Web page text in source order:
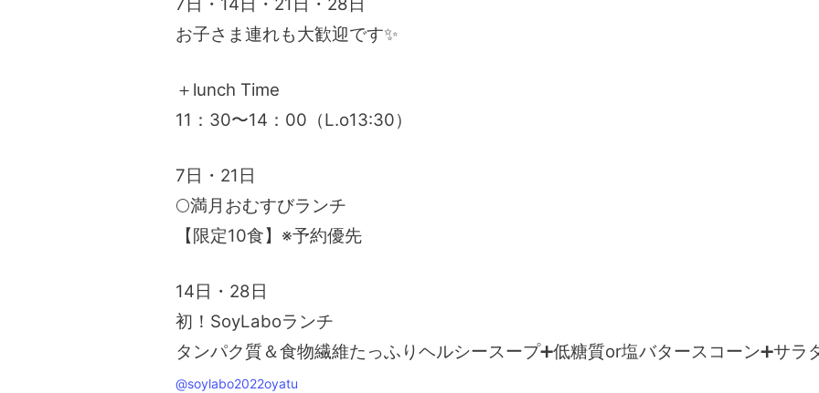
お子さま連れも大歓迎です✨
＋lunch Time
11：30〜14：00（L.o13:30）
7日・21日
🌕満月おむすびランチ
【限定10食】※予約優先
14日・28日
初！SoyLaboランチ
タンパク質＆食物繊維たっふりヘルシースープ➕️低糖質or塩バタースコーン➕️サラ
@soylabo2022oyatu